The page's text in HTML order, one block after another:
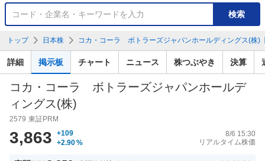
サ
銘
検
索
検索
トップ 日本株 コカ・コーラ ボトラーズジャパンホールディングス(株)
詳細 掲示板 チャート ニュース 株つぶやき 決算
コカ・コーラ ボトラーズジャパンホールデ
ィングス(株)
2579 東証PRM
3,863
+109
+2.90%
8/6 15:30
リアルタイム株価